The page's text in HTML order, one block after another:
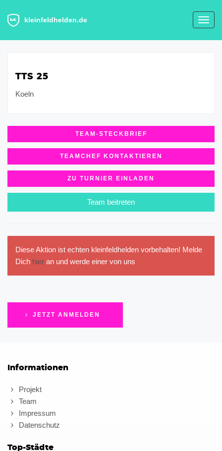
kleinfeldhelden.de
TTS 25
Koeln
TEAM-STECKBRIEF
TEAMCHEF KONTAKTIEREN
ZU TURNIER EINLADEN
Team beitreten
Diese Aktion ist echten kleinfeldhelden vorbehalten! Melde
Dich hier an und werde einer von uns
JETZT ANMELDEN
Informationen
Projekt
Team
Impressum
Datenschutz
Top-Städte